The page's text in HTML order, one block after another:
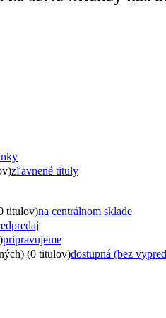
zľavnené tituly
titulov)na centrálnom sklade
pripravujeme
(0 titulov)dostupná (bez